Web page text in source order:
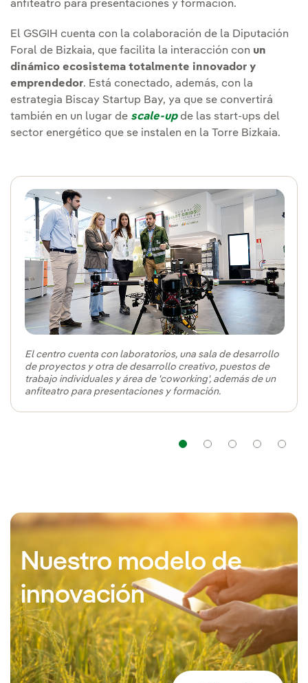
+120
proyectos identificados por valor de 110
+1.000m²
en Larraskitu (Bizkaia)
Productos industrializablesque se puedan
instalar en las redes eléctricas de distribución
de todo el mundo.
Unaalianza público-privada, con financiación
de la Diputación de Bizkaia y otras
colaboraciones.
Atracción del talento
Destinado a acelerar lacolaboración y la
innovación para atraer talento.
anfiteatro para presentaciones y formación.
El GSGIH cuenta con la colaboración de la Diputación
Foral de Bizkaia, que facilita la interacción con un
dinámico ecosistema totalmente innovador y
emprendedor. Está conectado, además, con la
estrategia Biscay Startup Bay, ya que se convertirá
también en un lugar de scale-upde las start-ups del
sector energético que se instalen en la Torre Bizkaia.
El centro cuenta con laboratorios, una sala de desarrollo
de proyectos y otra de desarrollo creativo, puestos de
trabajo individuales y área de 'coworking', además de un
anfiteatro para presentaciones y formación.
Navegación
Navegación
Nuestro modelo de
innovación